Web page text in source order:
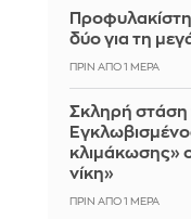
δύο για τη
ΠΡΙΝ ΑΠΌ 1 ΜΈΡΑ
Σκληρή στάση
κλιμάκωσης»
νίκη»
ΠΡΙΝ ΑΠΌ 1 ΜΈΡΑ